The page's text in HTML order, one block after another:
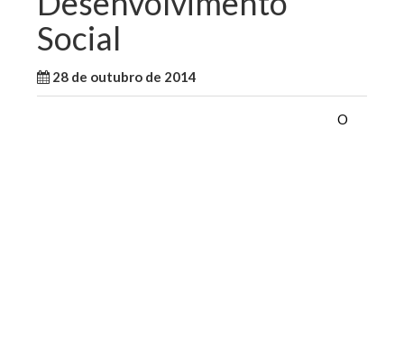
Social
28 de outubro de 2014
O